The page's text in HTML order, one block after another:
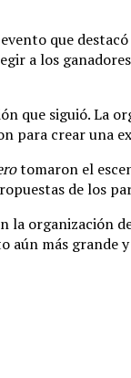
que
a los
que siguió. La
para crear una
tomaron el
de los
organización
más grande